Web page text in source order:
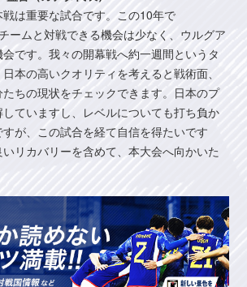
は重要な試合です。この10年で
ームと対戦できる機会は少なく、ウルグア
です。我々の開幕戦へ約一週間というタ
本の高いクオリティを考えると戦術面、
ちの現状をチェックできます。日本のプ
ていますし、レベルについても打ち負か
が、この試合を経て自信を得たいです
リカバリーを含めて、本大会へ向かいた